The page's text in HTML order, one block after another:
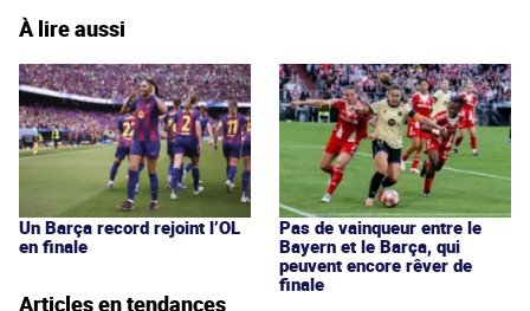
À lire aussi
Un Barça record rejoint l’OL
en finale
Pas de vainqueur entre le
Bayern et le Barça, qui
peuvent encore rêver de
finale
Articles en tendances